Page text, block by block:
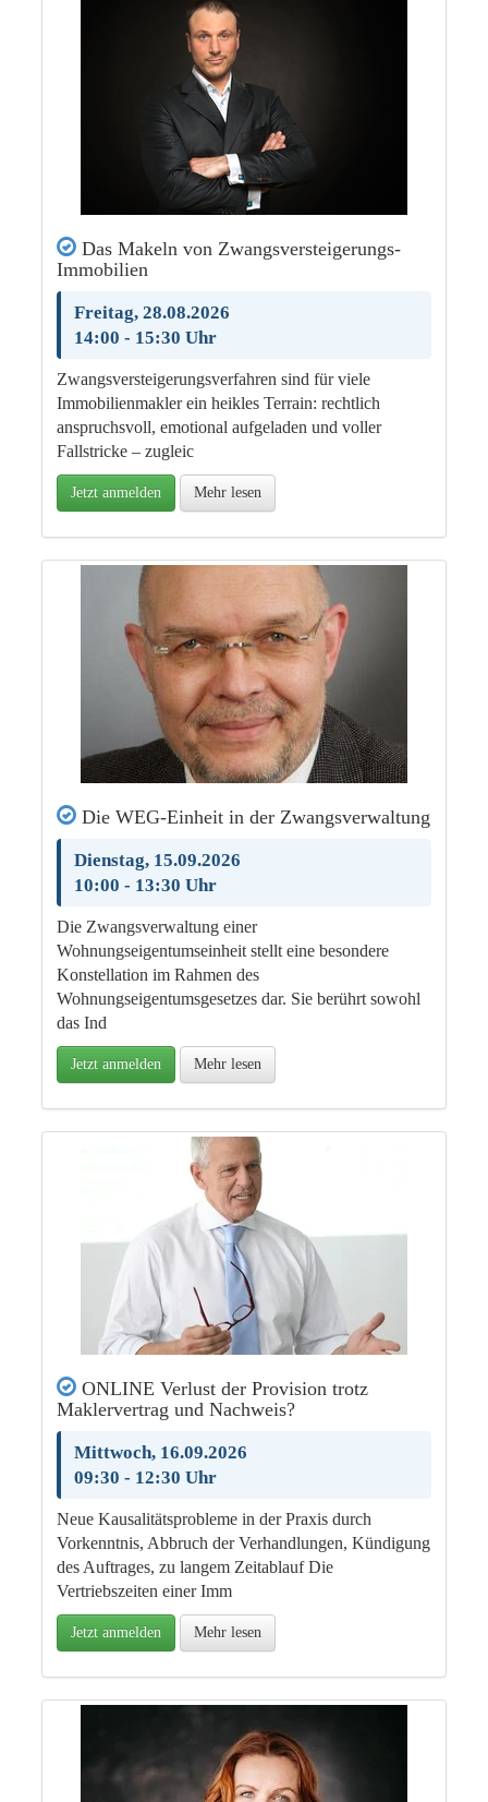
Das Makeln von Zwangsversteigerungs-
Immobilien
Freitag, 28.08.2026
14:00 - 15:30 Uhr
Zwangsversteigerungsverfahren sind für viele
Immobilienmakler ein heikles Terrain: rechtlich
anspruchsvoll, emotional aufgeladen und voller
Fallstricke – zugleic
Jetzt anmelden Mehr lesen
Die WEG-Einheit in der Zwangsverwaltung
Dienstag, 15.09.2026
10:00 - 13:30 Uhr
Die Zwangsverwaltung einer
Wohnungseigentumseinheit stellt eine besondere
Konstellation im Rahmen des
Wohnungseigentumsgesetzes dar. Sie berührt sowohl
das Ind
Jetzt anmelden Mehr lesen
ONLINE Verlust der Provision trotz
Maklervertrag und Nachweis?
Mittwoch, 16.09.2026
09:30 - 12:30 Uhr
Neue Kausalitätsprobleme in der Praxis durch
Vorkenntnis, Abbruch der Verhandlungen, Kündigung
des Auftrages, zu langem Zeitablauf Die
Vertriebszeiten einer Imm
Jetzt anmelden Mehr lesen